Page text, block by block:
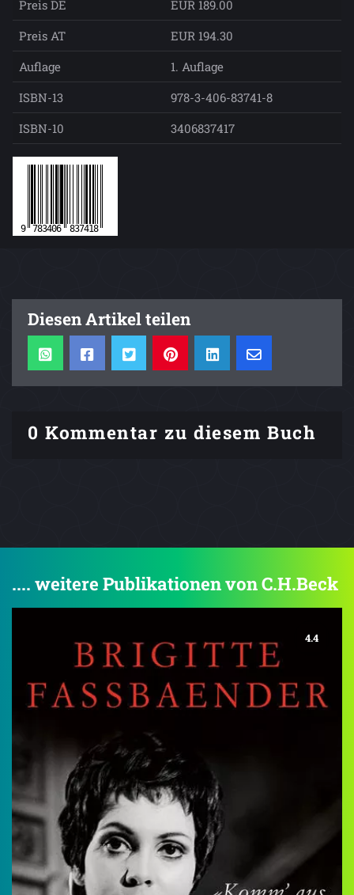
Preis DE
EUR 189.00
Preis AT
EUR 194.30
Auflage
1. Auflage
ISBN-13
978-3-406-83741-8
ISBN-10
3406837417
Diesen Artikel teilen
0 Kommentar zu diesem Buch
.... weitere Publikationen von C.H.Beck
4.4